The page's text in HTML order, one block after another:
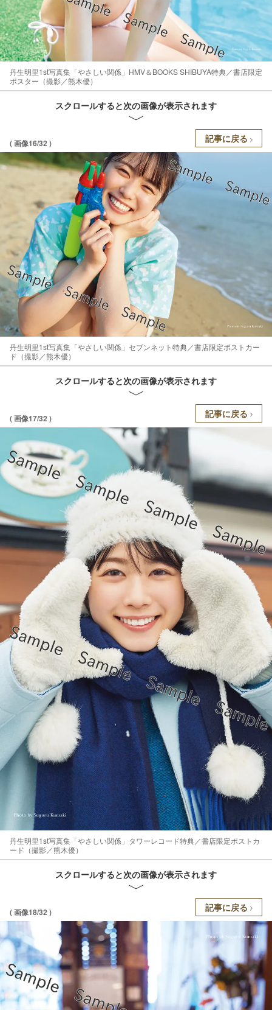
丹生明里1st写真集「やさしい関係」HMV＆BOOKS SHIBUYA特典／書店限定
ポスター（撮影／熊木優）
スクロールすると次の画像が表示されます
( 画像16/32 ) 記事に戻る
丹生明里1st写真集「やさしい関係」セブンネット特典／書店限定ポストカー
ド（撮影／熊木優）
スクロールすると次の画像が表示されます
( 画像17/32 ) 記事に戻る
丹生明里1st写真集「やさしい関係」タワーレコード特典／書店限定ポストカ
ード（撮影／熊木優）
スクロールすると次の画像が表示されます
( 画像18/32 ) 記事に戻る